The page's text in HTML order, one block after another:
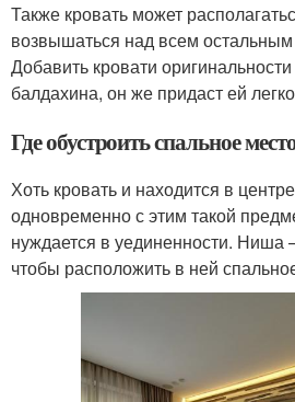
Также кровать может
возвышаться над всем
Добавить кровати
балдахина, он же придаст ей
Где обустроить спальное
Хоть кровать и находится в
одновременно с этим такой
нуждается в уединенности. Ниша
чтобы расположить в ней